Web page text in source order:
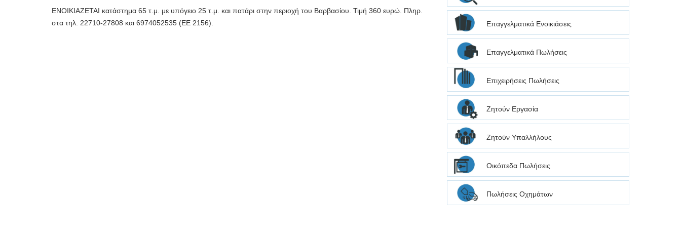
ΕΝΟΙΚΙΑΖΕΤΑΙ κατάστημα 65 τ.μ. με υπόγειο 25 τ.μ. και πατάρι στην περιοχή του Βαρβασίου. Τιμή 360 ευρώ. Πληρ.
στα τηλ. 22710-27808 και 6974052535 (ΕΕ 2156).
Επαγγελματικά Ενοικιάσεις
Επαγγελματικά Πωλήσεις
Επιχειρήσεις Πωλήσεις
Ζητούν Εργασία
Ζητούν Υπαλλήλους
Οικόπεδα Πωλήσεις
Πωλήσεις Οχημάτων